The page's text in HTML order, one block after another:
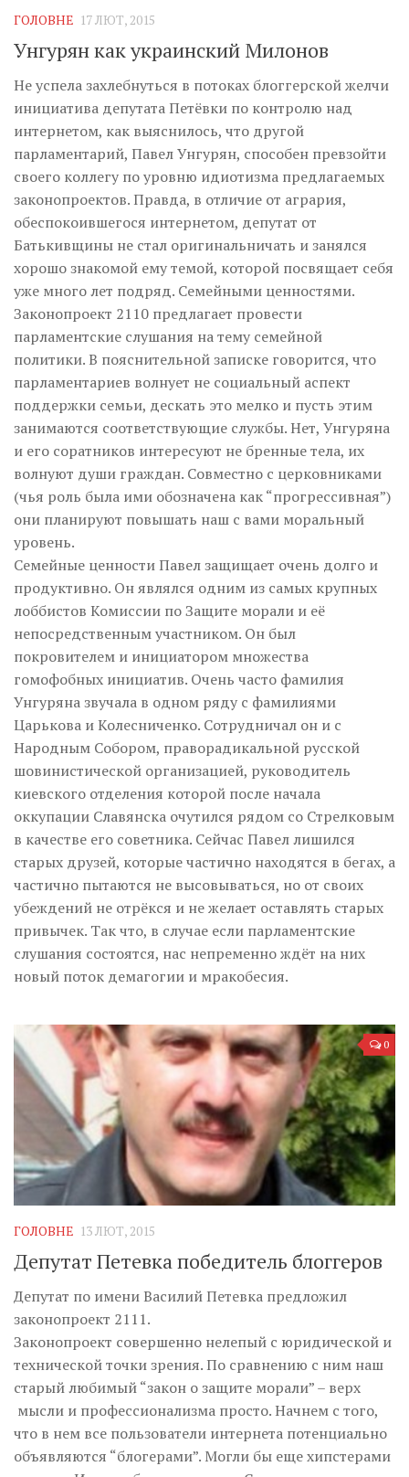
ГОЛОВНЕ 17 ЛЮТ, 2015
Унгурян как украинский Милонов
Не успела захлебнуться в потоках блоггерской желчи
инициатива депутата Петёвки по контролю над
интернетом, как выяснилось, что другой
парламентарий, Павел Унгурян, способен превзойти
своего коллегу по уровню идиотизма предлагаемых
законопроектов. Правда, в отличие от агрария,
обеспокоившегося интернетом, депутат от
Батькивщины не стал оригинальничать и занялся
хорошо знакомой ему темой, которой посвящает себя
уже много лет подряд. Семейными ценностями.
Законопроект 2110 предлагает провести
парламентские слушания на тему семейной
политики. В пояснительной записке говорится, что
парламентариев волнует не социальный аспект
поддержки семьи, дескать это мелко и пусть этим
занимаются соответствующие службы. Нет, Унгуряна
и его соратников интересуют не бренные тела, их
волнуют души граждан. Совместно с церковниками
(чья роль была ими обозначена как “прогрессивная”)
они планируют повышать наш с вами моральный
уровень.
Семейные ценности Павел защищает очень долго и
продуктивно. Он являлся одним из самых крупных
лоббистов Комиссии по Защите морали и её
непосредственным участником. Он был
покровителем и инициатором множества
гомофобных инициатив. Очень часто фамилия
Унгуряна звучала в одном ряду с фамилиями
Царькова и Колесниченко. Сотрудничал он и с
Народным Собором, праворадикальной русской
шовинистической организацией, руководитель
киевского отделения которой после начала
оккупации Славянска очутился рядом со Стрелковым
в качестве его советника. Сейчас Павел лишился
старых друзей, которые частично находятся в бегах, а
частично пытаются не высовываться, но от своих
убеждений не отрёкся и не желает оставлять старых
привычек. Так что, в случае если парламентские
слушания состоятся, нас непременно ждёт на них
новый поток демагогии и мракобесия.
0
ГОЛОВНЕ 13 ЛЮТ, 2015
Депутат Петевка победитель блоггеров
Депутат по имени Василий Петевка предложил
законопроект 2111.
Законопроект совершенно нелепый с юридической и
технической точки зрения. По сравнению с ним наш
старый любимый “закон о защите морали” – верх
мысли и профессионализма просто. Начнем с того,
что в нем все пользователи интернета потенциально
объявляются “блогерами”. Могли бы еще хипстерами